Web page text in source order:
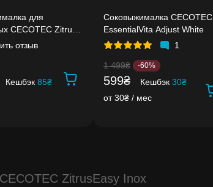
для
CECOTEC Zitrus
отзыв
Кешбэк 85₴
Соковыжималка CECOTEC
EssentialVita Adjust White
1
1 499₴ -60%
599₴ Кешбэк 30₴
от 30₴ / мес
ZitrusEasy Inox